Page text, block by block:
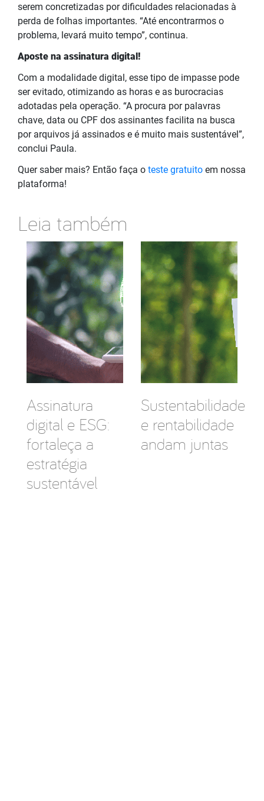
serem concretizadas por dificuldades relacionadas à
perda de folhas importantes. “Até encontrarmos o
problema, levará muito tempo”, continua.
Aposte na assinatura digital!
Com a modalidade digital, esse tipo de impasse pode
ser evitado, otimizando as horas e as burocracias
adotadas pela operação. “A procura por palavras
chave, data ou CPF dos assinantes facilita na busca
por arquivos já assinados e é muito mais sustentável”,
conclui Paula.
Quer saber mais? Então faça o teste gratuito em nossa
plataforma!
Leia também
Assinatura
digital e ESG:
fortaleça a
estratégia
sustentável
Sustentabilidade
e rentabilidade
andam juntas